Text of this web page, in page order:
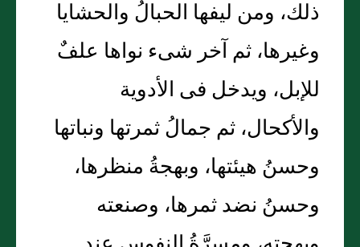
ذلك، ومن ليفها الحبالُ والحشايا
وغيرها، ثم آخر شىء نواها علفٌ
للإبل، ويدخل فى الأدوية
والأكحال، ثم جمالُ ثمرتها ونباتها
وحسنُ هيئتها، وبهجةُ منظرها،
وحسنُ نضد ثمرها، وصنعته